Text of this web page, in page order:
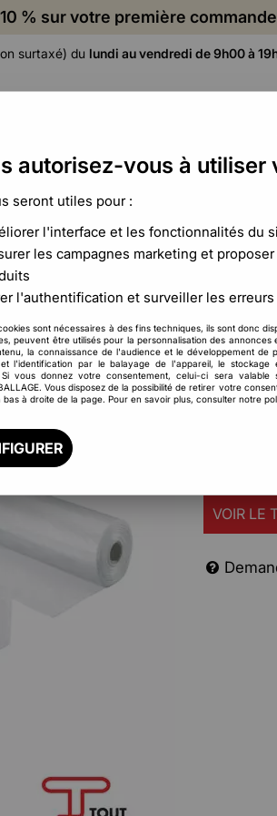
% sur votre première
surtaxé) du lundi au vendredi de 9h00 à
PROTECTION
ADHÉSIF,
plastique retractable
À partir
Réf. :
Expédiez
VOIR LE
autorisez-vous à utiliser
seront utiles pour :
l'interface et les fonctionnalités du
les campagnes marketing et
l'authentification et surveiller les
sont nécessaires à des fins techniques, ils sont donc
peuvent être utilisés pour la personnalisation des
la connaissance de l'audience et le développement de
l'identification par le balayage de l'appareil, le
vous donnez votre consentement, celui-ci sera valable
Vous disposez de la possibilité de retirer votre
bas à droite de la page. Pour en savoir plus, consulter notre